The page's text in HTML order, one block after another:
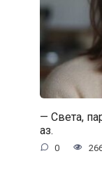
— Света,
аз.
0